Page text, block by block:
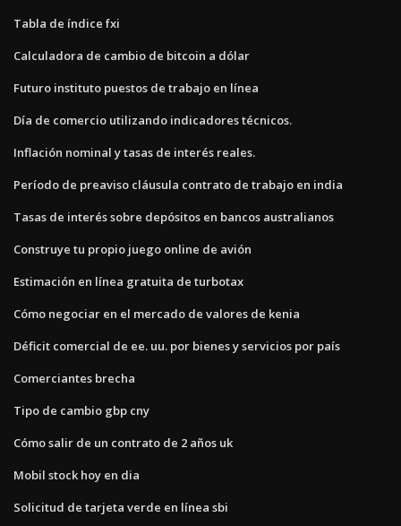
Tabla de índice fxi
Calculadora de cambio de bitcoin a dólar
Futuro instituto puestos de trabajo en línea
Día de comercio utilizando indicadores técnicos.
Inflación nominal y tasas de interés reales.
Período de preaviso cláusula contrato de trabajo en india
Tasas de interés sobre depósitos en bancos australianos
Construye tu propio juego online de avión
Estimación en línea gratuita de turbotax
Cómo negociar en el mercado de valores de kenia
Déficit comercial de ee. uu. por bienes y servicios por país
Comerciantes brecha
Tipo de cambio gbp cny
Cómo salir de un contrato de 2 años uk
Mobil stock hoy en dia
Solicitud de tarjeta verde en línea sbi